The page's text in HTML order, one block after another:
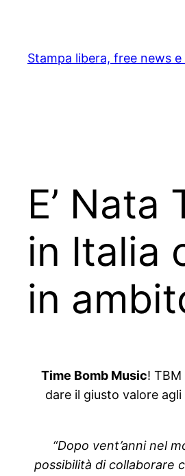
content
Stampa libera, free news
E’
in Italia
in
Time Bomb Music!
dare il giusto valore
“Dopo vent’anni nel
possibilità di collaborare